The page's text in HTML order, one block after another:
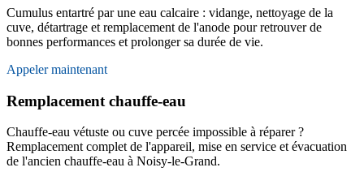
Cumulus entartré par une eau calcaire : vidange, nettoyage de la
cuve, détartrage et remplacement de l'anode pour retrouver de
bonnes performances et prolonger sa durée de vie.
Appeler maintenant
Remplacement chauffe-eau
Chauffe-eau vétuste ou cuve percée impossible à réparer ?
Remplacement complet de l'appareil, mise en service et évacuation
de l'ancien chauffe-eau à Noisy-le-Grand.